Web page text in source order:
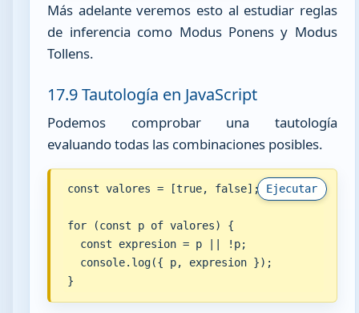
Más adelante veremos esto al estudiar reglas
de inferencia como Modus Ponens y Modus
Tollens.
17.9 Tautología en JavaScript
Podemos comprobar una tautología
evaluando todas las combinaciones posibles.
Ejecutar
const valores = [true, false];
for (const p of valores) {
  const expresion = p || !p;
  console.log({ p, expresion });
}